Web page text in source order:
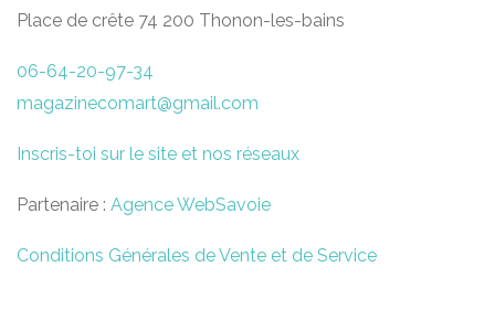
Place de crête 74 200 Thonon-les-bains
06-64-20-97-34
magazinecomart@gmail.com
Inscris-toi sur le site et nos réseaux
Partenaire : Agence WebSavoie
Conditions Générales de Vente et de Service